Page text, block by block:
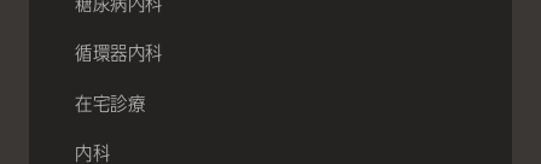
循環器内科
在宅診療
内科